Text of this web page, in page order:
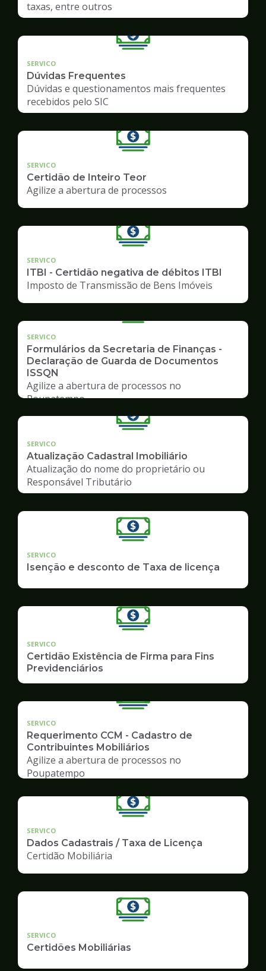
taxas, entre outros
SERVICO
Dúvidas Frequentes
Dúvidas e questionamentos mais frequentes
recebidos pelo SIC
SERVICO
Certidão de Inteiro Teor
Agilize a abertura de processos
SERVICO
ITBI - Certidão negativa de débitos ITBI
Imposto de Transmissão de Bens Imóveis
SERVICO
Formulários da Secretaria de Finanças -
Declaração de Guarda de Documentos
ISSQN
Agilize a abertura de processos no
Poupatempo
SERVICO
Atualização Cadastral Imobiliário
Atualização do nome do proprietário ou
Responsável Tributário
SERVICO
Isenção e desconto de Taxa de licença
SERVICO
Certidão Existência de Firma para Fins
Previdenciários
SERVICO
Requerimento CCM - Cadastro de
Contribuintes Mobiliários
Agilize a abertura de processos no
Poupatempo
SERVICO
Dados Cadastrais / Taxa de Licença
Certidão Mobiliária
SERVICO
Certidões Mobiliárias